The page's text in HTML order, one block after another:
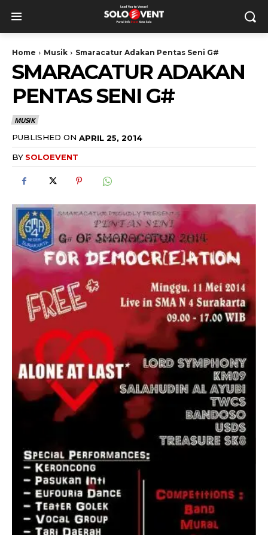
Home Musik Smaracatur Adakan Pentas Seni G#
SMARACATUR ADAKAN
PENTAS SENI G#
MUSIK
PUBLISHED ON APRIL 25, 2014
BY SOLOEVENT